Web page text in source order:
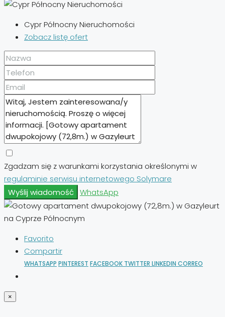
Cypr Północny Nieruchomości
Zobacz listę ofert
Zgadzam się z warunkami korzystania określonymi w
regulaminie serwisu internetowego Solymare
Wyślij wiadomość WhatsApp
Favorito
Compartir
WHATSAPP PINTEREST FACEBOOK TWITTER LINKEDIN CORREO
×